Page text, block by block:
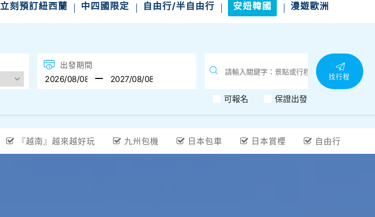
立刻預訂紐西蘭 中四國限定 自由行/半自由行 安妞韓國 漫遊歐洲
出發期間
可報名 保證出發
找行程
『越南』越來越好玩 九州包機 日本包車 日本賞櫻 自由行